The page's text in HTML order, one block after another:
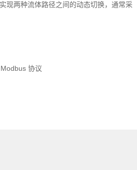
现两种流体路径之间的动态切换，通常采
协议